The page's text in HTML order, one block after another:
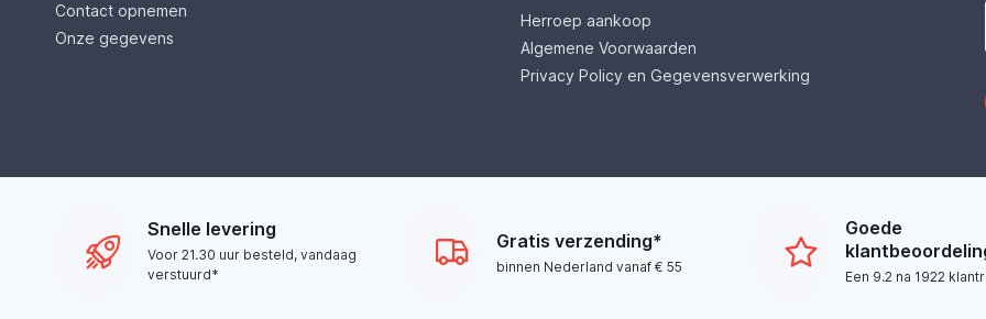
Contact opnemen
Onze gegevens
Herroep aankoop
Algemene Voorwaarden
Privacy Policy en Gegevensverwerking
Snelle levering
Voor 21.30 uur besteld, vandaag
verstuurd*
Gratis verzending*
binnen Nederland vanaf € 55
Goede
Een 9.2 na 1922